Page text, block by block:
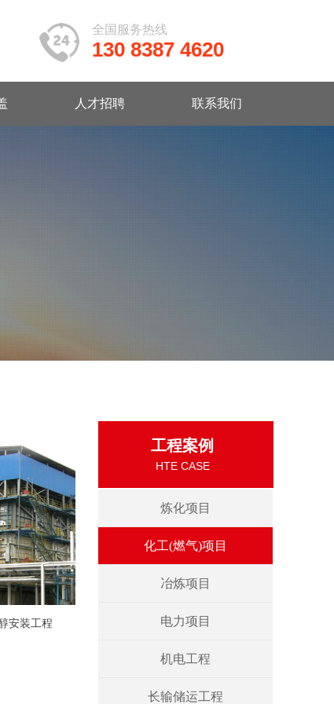
全国服务热线
130 8387 4620
人才招聘 联系我们
安装工程
炼化项目
化工(燃气)项目
冶炼项目
电力项目
机电工程
长输储运工程
工程案例
HTE CASE